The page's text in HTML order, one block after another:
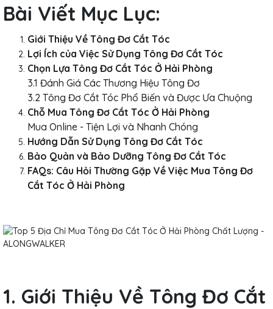
Bài Viết Mục Lục:
Giới Thiệu Về Tông Đơ Cắt Tóc
Lợi Ích của Việc Sử Dụng Tông Đơ Cắt Tóc
Chọn Lựa Tông Đơ Cắt Tóc Ở Hải Phòng
3.1 Đánh Giá Các Thương Hiệu Tông Đơ
3.2 Tông Đơ Cắt Tóc Phổ Biến và Được Ưa Chuộng
Chỗ Mua Tông Đơ Cắt Tóc Ở Hải Phòng
Mua Online - Tiện Lợi và Nhanh Chóng
Hướng Dẫn Sử Dụng Tông Đơ Cắt Tóc
Bảo Quản và Bảo Dưỡng Tông Đơ Cắt Tóc
FAQs: Câu Hỏi Thường Gặp Về Việc Mua Tông Đơ
Cắt Tóc Ở Hải Phòng
1. Giới Thiệu Về Tông Đơ Cắt